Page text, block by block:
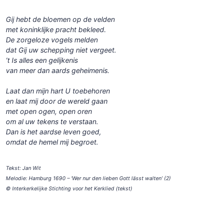
Gij hebt de bloemen op de velden
met koninklijke pracht bekleed.
De zorgeloze vogels melden
dat Gij uw schepping niet vergeet.
’t Is alles een gelijkenis
van meer dan aards geheimenis.
Laat dan mijn hart U toebehoren
en laat mij door de wereld gaan
met open ogen, open oren
om al uw tekens te verstaan.
Dan is het aardse leven goed,
omdat de hemel mij begroet.
Tekst: Jan Wit
Melodie: Hamburg 1690 – ‘Wer nur den lieben Gott lässt walten’ (2)
© Interkerkelijke Stichting voor het Kerklied (tekst)